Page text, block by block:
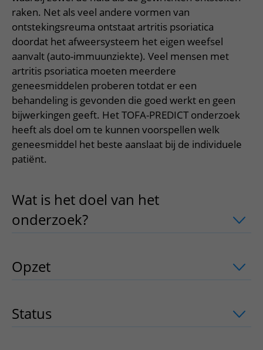
Onderzoeken en diagnostiek
Het Wilhelmina Kinderziekenhuis
Bloedprikken
Wachttijden
Bezoektijden
Wijzigen patiëntgegevens
Mijn UMC Utrecht patiëntportaal
Faciliteiten en voorzieningen
Bezoekregels
Kwaliteit en veiligheid
Route naar het ziekenhuis
Parkeren
Wegwijs in het ziekenhuis
Contact met polikliniek
Contact met verpleegafdeling
Het Wilhelmina Kinderziekenhuis
Teleconsult aanvragen
Diagnostiek aanvragen
Zorgverlenersportaal
Over UMC Utrecht
Research
Onderwijs
Werken bij het UMC Utrecht
raken. Net als veel andere vormen van
ontstekingsreuma ontstaat artritis psoriatica
doordat het afweersysteem het eigen weefsel
aanvalt (auto-immuunziekte). Veel mensen met
artritis psoriatica moeten meerdere
geneesmiddelen proberen totdat er een
behandeling is gevonden die goed werkt en geen
bijwerkingen geeft. Het TOFA-PREDICT onderzoek
heeft als doel om te kunnen voorspellen welk
geneesmiddel het beste aanslaat bij de individuele
patiënt.
Wat is het doel van het
onderzoek? uitklapper, klik om te
Opzet uitklapper, klik om te openen
Status uitklapper, klik om te openen